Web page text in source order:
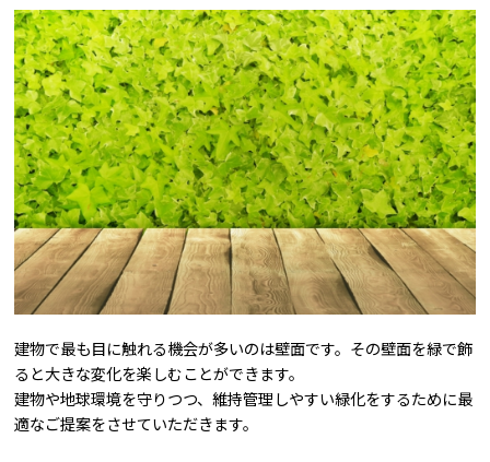
建物で最も目に触れる機会が多いのは壁面です。その壁面を緑で飾
ると大きな変化を楽しむことができます。
建物や地球環境を守りつつ、維持管理しやすい緑化をするために最
適なご提案をさせていただきます。